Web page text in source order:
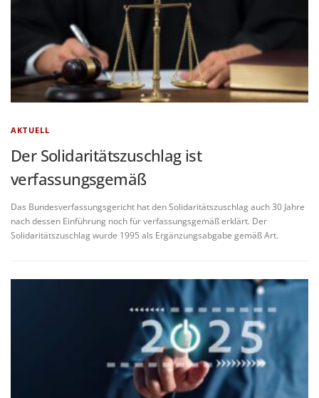
AKTUELL
Der Solidaritätszuschlag ist
verfassungsgemäß
Das Bundesverfassungsgericht hat den Solidaritätszuschlag auch 30 Jahre
nach dessen Einführung noch für verfassungsgemäß erklärt. Der
Solidaritätszuschlag wurde 1995 als Ergänzungsabgabe gemäß Art.